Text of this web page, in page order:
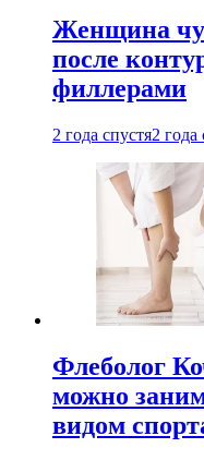
Женщина
после
филлерами
2 года спустя2 года
Флеболог
можно
видом